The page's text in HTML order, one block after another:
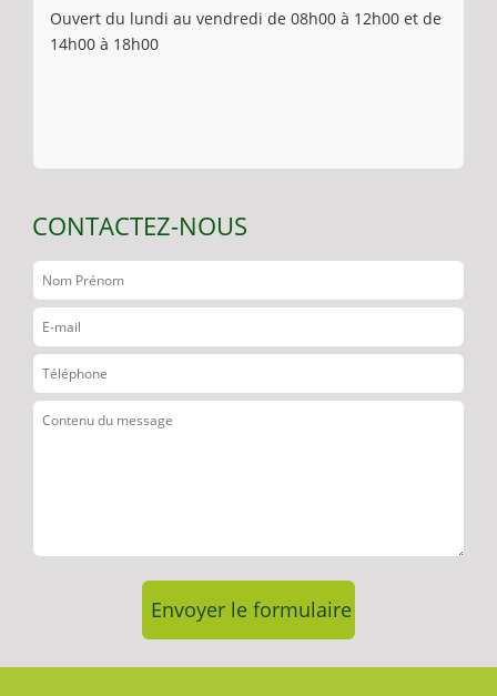
Ouvert du lundi au vendredi de 08h00 à 12h00 et de
14h00 à 18h00
CONTACTEZ-NOUS